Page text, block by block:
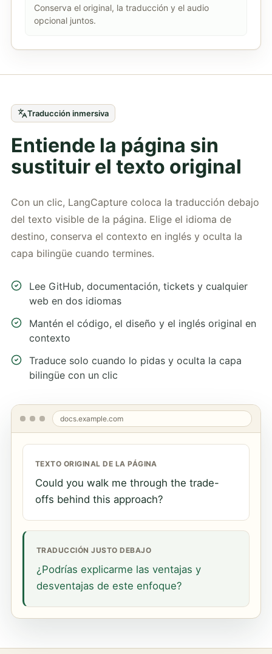
Conserva el original, la traducción y el audio
opcional juntos.
Traducción inmersiva
Entiende la página sin
sustituir el texto original
Con un clic, LangCapture coloca la traducción debajo
del texto visible de la página. Elige el idioma de
destino, conserva el contexto en inglés y oculta la
capa bilingüe cuando termines.
Lee GitHub, documentación, tickets y cualquier
web en dos idiomas
Mantén el código, el diseño y el inglés original en
contexto
Traduce solo cuando lo pidas y oculta la capa
bilingüe con un clic
docs.example.com
TEXTO ORIGINAL DE LA PÁGINA
Could you walk me through the trade-
offs behind this approach?
TRADUCCIÓN JUSTO DEBAJO
¿Podrías explicarme las ventajas y
desventajas de este enfoque?